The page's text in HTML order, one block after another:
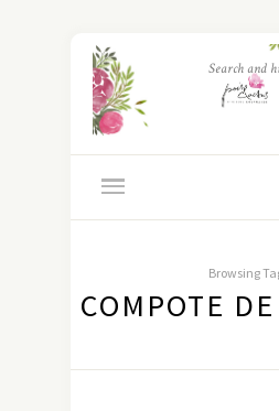
Browsing
COMPOTE